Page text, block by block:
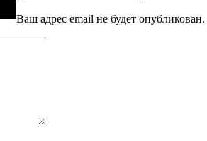
Ваш адрес email не будет опубликован.